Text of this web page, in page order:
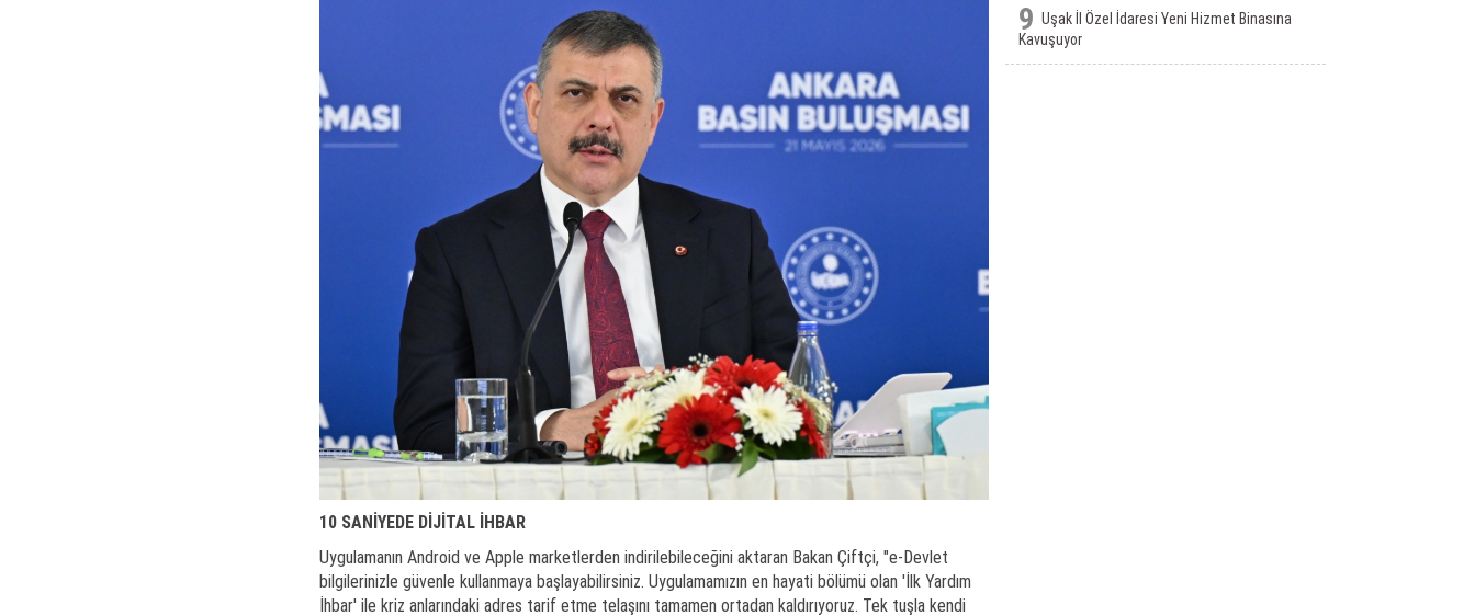
10 SANİYEDE DİJİTAL İHBAR
Uygulamanın Android ve Apple marketlerden indirilebileceğini aktaran Bakan Çiftçi, "e-Devlet
bilgilerinizle güvenle kullanmaya başlayabilirsiniz. Uygulamamızın en hayati bölümü olan 'İlk Yardım
İhbar' ile kriz anlarındaki adres tarif etme telaşını tamamen ortadan kaldırıyoruz. Tek tuşla kendi
9 Uşak İl Özel İdaresi Yeni Hizmet Binasına
Kavuşuyor